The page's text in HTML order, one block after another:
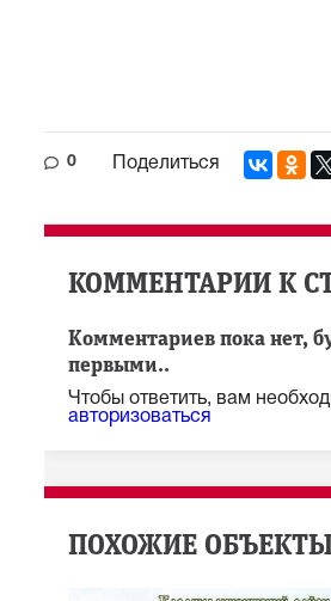
0 Поделиться
КОММЕНТАРИИ К
Комментариев пока нет,
первыми..
Чтобы ответить, вам
авторизоваться
ПОХОЖИЕ